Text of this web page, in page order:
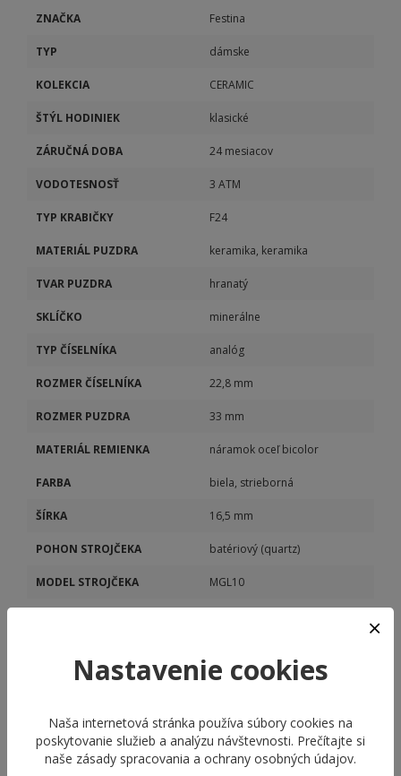
ZNAČKA Festina
TYP dámske
KOLEKCIA CERAMIC
ŠTÝL HODINIEK klasické
ZÁRUČNÁ DOBA 24 mesiacov
VODOTESNOSŤ 3 ATM
TYP KRABIČKY F24
MATERIÁL PUZDRA keramika, keramika
TVAR PUZDRA hranatý
SKLÍČKO minerálne
TYP ČÍSELNÍKA analóg
ROZMER ČÍSELNÍKA 22,8 mm
ROZMER PUZDRA 33 mm
MATERIÁL REMIENKA náramok oceľ bicolor
FARBA biela, strieborná
ŠÍRKA 16,5 mm
POHON STROJČEKA batériový (quartz)
MODEL STROJČEKA MGL10
Nastavenie cookies
Naša internetová stránka používa súbory cookies na
poskytovanie služieb a analýzu návštevnosti. Prečítajte si
naše zásady spracovania a ochrany osobných údajov.